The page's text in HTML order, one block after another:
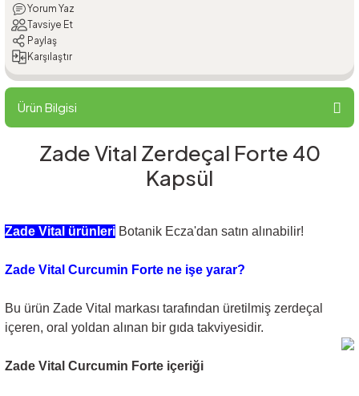
Yorum Yaz
Tavsiye Et
Paylaş
Karşılaştır
Ürün Bilgisi
Zade Vital Zerdeçal Forte 40
Kapsül
Zade Vital ürünleri Botanik Ecza'dan satın alınabilir!
Zade Vital Curcumin Forte ne işe yarar?
Bu ürün Zade Vital markası tarafından üretilmiş zerdeçal
içeren, oral yoldan alınan bir gıda takviyesidir.
Zade Vital Curcumin Forte içeriği